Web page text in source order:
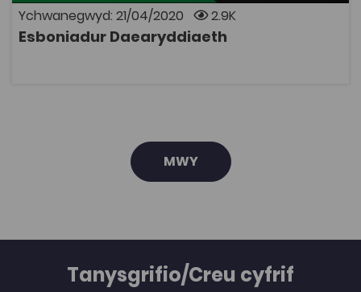
Ychwanegwyd: 21/04/2020 2.9K
Esboniadur Daearyddiaeth
MWY
Tanysgrifio/Creu cyfrif